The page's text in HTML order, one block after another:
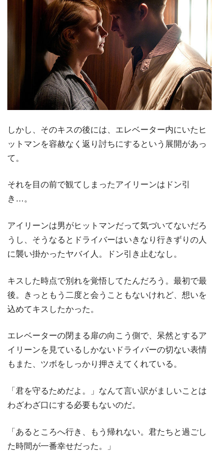
しかし、そのキスの後には、エレベーター内にいたヒ
ットマンを容赦なく返り討ちにするという展開があっ
て。
それを目の前で観てしまったアイリーンはドン引
き…。
アイリーンは男がヒットマンだって気づいてないだろ
うし、そうなるとドライバーはいきなり行きずりの人
に襲い掛かったヤバイ人。ドン引き止むなし。
キスした時点で別れを覚悟してたんだろう。最初で最
後。きっともう二度と会うこともないけれど、想いを
込めてキスしたかった。
エレベーターの閉まる扉の向こう側で、呆然とするア
イリーンを見ているしかないドライバーの切ない表情
もまた、ツボをしっかり押さえてくれている。
「君を守るためだよ。」なんて言い訳がましいことは
わざわざ口にする必要もないのだ。
「あるところへ行き、もう帰れない。君たちと過ごし
た時間が一番幸せだった。」